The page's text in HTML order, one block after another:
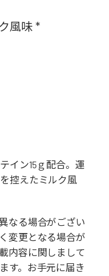
風味 *
イン15ｇ配合。運
控えたミルク風
なる場合がござい
変更となる場合が
内容に関しまして
す。お手元に届き